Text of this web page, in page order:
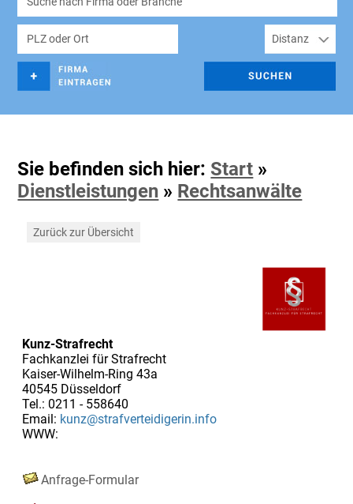
Sie befinden sich hier: Start »
Dienstleistungen » Rechtsanwälte
Zurück zur Übersicht
Kunz-Strafrecht
Fachkanzlei für Strafrecht
Kaiser-Wilhelm-Ring 43a
40545 Düsseldorf
Tel.: 0211 - 558640
Email: kunz@strafverteidigerin.info
WWW:
Anfrage-Formular